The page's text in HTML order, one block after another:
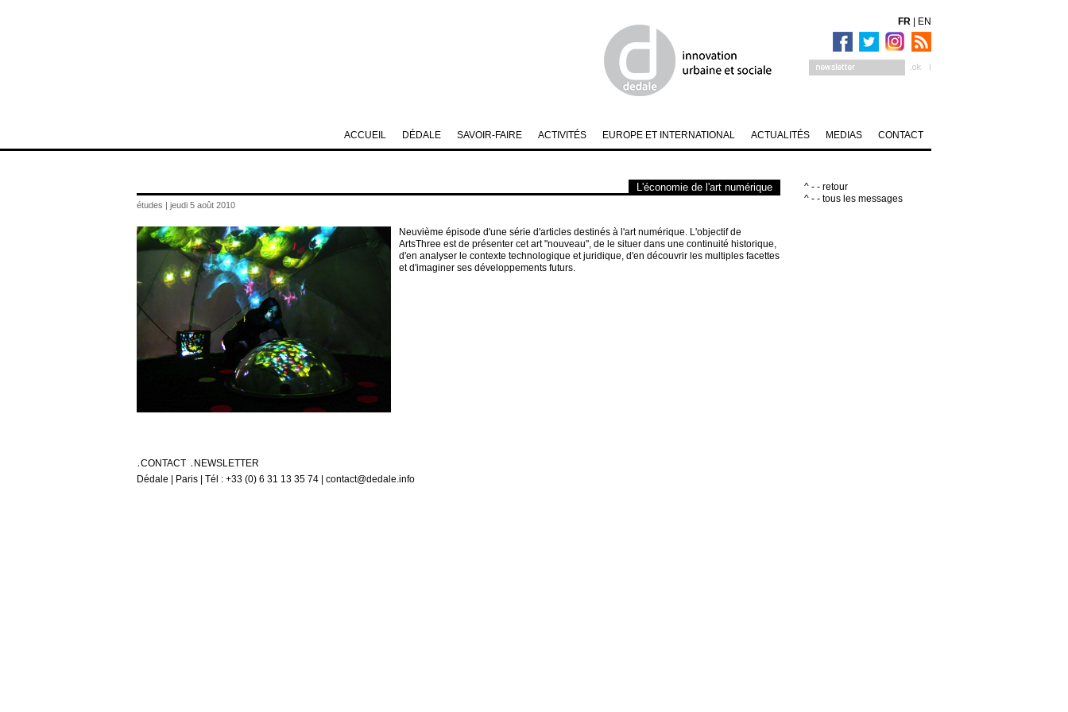
L'économie de l'art numérique
études | jeudi 5 août 2010
Neuvième épisode d'une série d'articles destinés à l'art numérique. L'objectif de
ArtsThree est de présenter cet art "nouveau", de le situer dans une continuité historique,
d'en analyser le contexte technologique et juridique, d'en découvrir les multiples facettes
et d'imaginer ses développements futurs.
^ - - retour
^ - - tous les messages
CONTACT
MEDIAS
ACTUALITÉS
EUROPE ET INTERNATIONAL
ACTIVITÉS
SAVOIR-FAIRE
DÉDALE
ACCUEIL
CONTACT NEWSLETTER
FR EN
Dédale | Paris | Tél : +33 (0) 6 31 13 35 74 | contact@dedale.info